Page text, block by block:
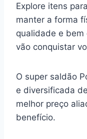
Explore itens
manter a forma
qualidade e
vão conquistar
O super saldão
e diversificada
melhor preço
benefício.